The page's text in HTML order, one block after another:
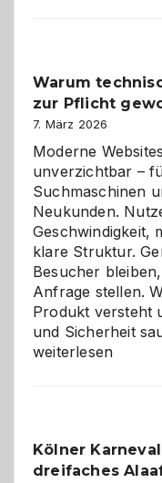
den
Warum
zur Pflicht
7. März 2026
Moderne
unverzichtbar –
Suchmaschinen
Neukunden.
Geschwindigkeit,
klare Struktur.
Besucher
Anfrage stellen.
Produkt versteht
und Sicherheit
weiterlesen
Kölner
dreifaches